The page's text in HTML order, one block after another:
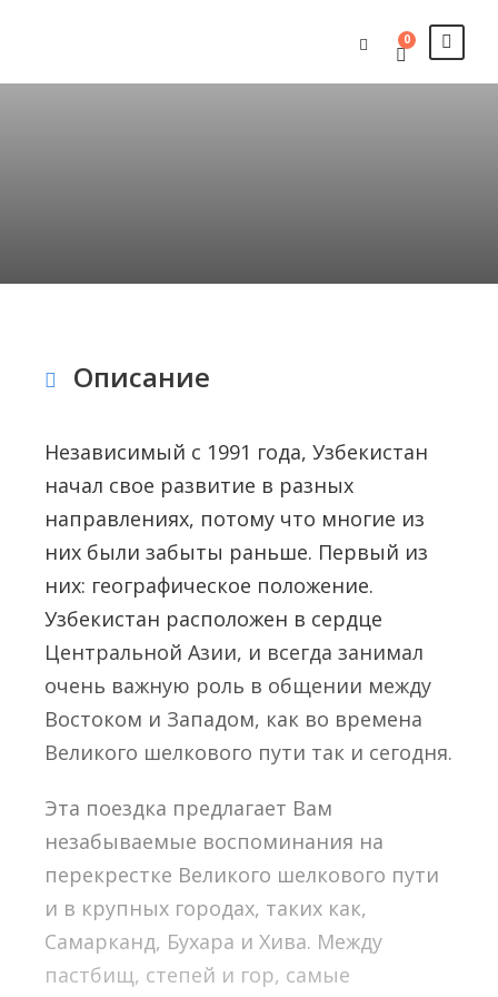
0
Описание
Независимый с 1991 года, Узбекистан
начал свое развитие в разных
направлениях, потому что многие из
них были забыты раньше. Первый из
них: географическое положение.
Узбекистан расположен в сердце
Центральной Азии, и всегда занимал
очень важную роль в общении между
Востоком и Западом, как во времена
Великого шелкового пути так и сегодня.
Эта поездка предлагает Вам
незабываемые воспоминания на
перекрестке Великого шелкового пути
и в крупных городах, таких как,
Самарканд, Бухара и Хива. Между
пастбищ, степей и гор, самые